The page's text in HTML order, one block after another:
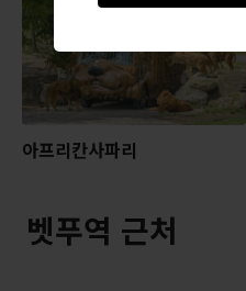
아프리칸사파리
벳푸역 근처